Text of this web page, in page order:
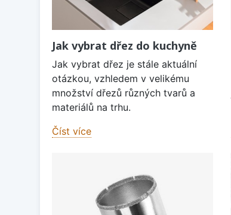
Jak vybrat dřez do kuchyně
Jak vybrat dřez je stále aktuální
otázkou, vzhledem v velikému
množství dřezů různých tvarů a
materiálů na trhu.
Číst více